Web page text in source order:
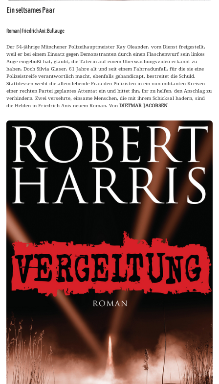
Ein seltsames Paar
Roman | Friedrich Ani: Bullauge
Der 54-jährige Münchener Polizeihauptmeister Kay Oleander, vom Dienst freigestellt,
weil er bei einem Einsatz gegen Demonstranten durch einen Flaschenwurf sein linkes
Auge eingebüßt hat, glaubt, die Täterin auf einem Überwachungsvideo erkannt zu
haben. Doch Silvia Glaser, 61 Jahre alt und seit einem Fahrradunfall, für die sie eine
Polizeistreife verantwortlich macht, ebenfalls gehandicapt, bestreitet die Schuld.
Stattdessen weiht die allein lebende Frau den Polizisten in ein von militanten Kreisen
einer rechten Partei geplantes Attentat ein und bittet ihn, ihr zu helfen, den Anschlag zu
verhindern. Zwei versehrte, einsame Menschen, die mit ihrem Schicksal hadern, sind
die Helden in Friedrich Anis neuem Roman. VonDIETMAR JACOBSEN